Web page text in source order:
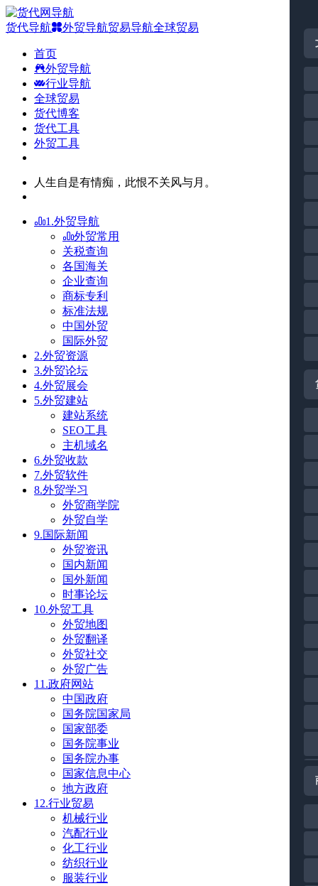
货代导航 外贸导航贸易导航全球贸易
首页
外贸导航
行业导航
全球贸易
货代博客
货代工具
外贸工具
人生自是有情痴，此恨不关风与月。
1.外贸导航
外贸常用
关税查询
各国海关
企业查询
商标专利
标准法规
中国外贸
国际外贸
2.外贸资源
3.外贸论坛
4.外贸展会
5.外贸建站
建站系统
SEO工具
主机域名
6.外贸收款
7.外贸软件
8.外贸学习
外贸商学院
外贸自学
9.国际新闻
外贸资讯
国内新闻
国外新闻
时事论坛
10.外贸工具
外贸地图
外贸翻译
外贸社交
外贸广告
11.政府网站
中国政府
国务院国家局
国家部委
国务院事业
国务院办事
国家信息中心
地方政府
12.行业贸易
机械行业
汽配行业
化工行业
纺织行业
服装行业